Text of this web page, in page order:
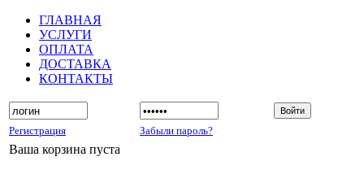
ГЛАВНАЯ
УСЛУГИ
ОПЛАТА
ДОСТАВКА
КОНТАКТЫ
Регистрация Забыли пароль?
Ваша корзина пуста